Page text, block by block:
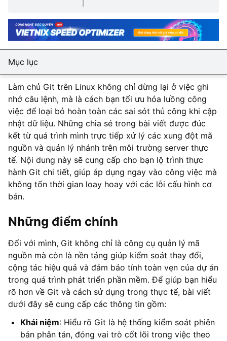
Mục lục
Làm chủ Git trên Linux không chỉ dừng lại ở việc ghi
nhớ câu lệnh, mà là cách bạn tối ưu hóa luồng công
việc để loại bỏ hoàn toàn các sai sót thủ công khi cập
nhật dữ liệu. Những chia sẻ trong bài viết được đúc
kết từ quá trình mình trực tiếp xử lý các xung đột mã
nguồn và quản lý nhánh trên môi trường server thực
tế. Nội dung này sẽ cung cấp cho bạn lộ trình thực
hành Git chi tiết, giúp áp dụng ngay vào công việc mà
không tốn thời gian loay hoay với các lỗi cấu hình cơ
bản.
Những điểm chính
Đối với mình, Git không chỉ là công cụ quản lý mã
nguồn mà còn là nền tảng giúp kiểm soát thay đổi,
cộng tác hiệu quả và đảm bảo tính toàn vẹn của dự án
trong quá trình phát triển phần mềm. Để giúp bạn hiểu
rõ hơn về Git và cách sử dụng trong thực tế, bài viết
dưới đây sẽ cung cấp các thông tin gồm:
Khái niệm: Hiểu rõ Git là hệ thống kiểm soát phiên
bản phân tán, đóng vai trò cốt lõi trong việc theo